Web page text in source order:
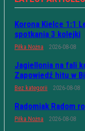
Korona Kielce 1:1
spotkania 3 kolejki
Piłka Nożna 2026-08-08
Jagiellonia na fali
Zapowiedź hitu w
Bez kategorii 2026-08-08
Radomiak Radom
Piłka Nożna 2026-08-08